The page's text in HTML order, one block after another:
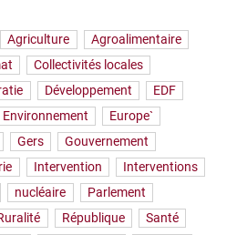
Agriculture
Agroalimentaire
Collectivités locales
Développement
EDF
Environnement
Europe`
Gers
Gouvernement
Intervention
Interventions
nucléaire
Parlement
République
Santé